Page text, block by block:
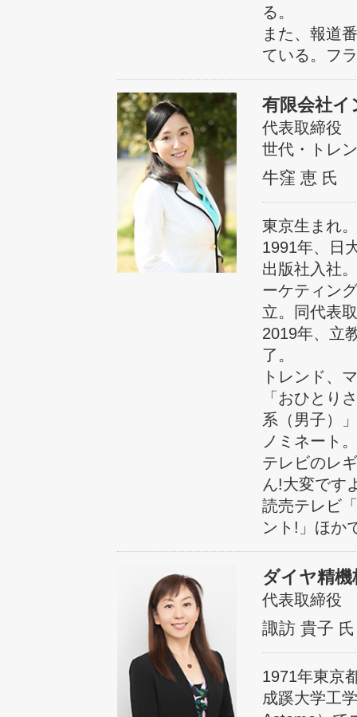
る。
また、報道
ている。フ
有限会社
代表取締役
世代・トレ
牛窪 恵 氏
東京生まれ。
1991年、日
出版社入社
ーケティン
立。同代表
2019年、立
了。
トレンド、
「おひとり
系（男子）
ノミネート。
テレビのレ
ん!大変です
読売テレビ
ント!」ほか
ダイヤ精機
代表取締役
諏訪 貴子 氏
1971年東京
成蹊大学工